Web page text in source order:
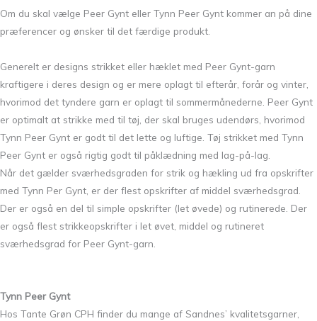
Om du skal vælge Peer Gynt eller Tynn Peer Gynt kommer an på dine
præferencer og ønsker til det færdige produkt.
Generelt er designs strikket eller hæklet med Peer Gynt-garn
kraftigere i deres design og er mere oplagt til efterår, forår og vinter,
hvorimod det tyndere garn er oplagt til sommermånederne. Peer Gynt
er optimalt at strikke med til tøj, der skal bruges udendørs, hvorimod
Tynn Peer Gynt er godt til det lette og luftige. Tøj strikket med Tynn
Peer Gynt er også rigtig godt til påklædning med lag-på-lag.
Når det gælder sværhedsgraden for strik og hækling ud fra opskrifter
med Tynn Per Gynt, er der flest opskrifter af middel sværhedsgrad.
Der er også en del til simple opskrifter (let øvede) og rutinerede. Der
er også flest strikkeopskrifter i let øvet, middel og rutineret
sværhedsgrad for Peer Gynt-garn.
Tynn Peer Gynt
Hos Tante Grøn CPH finder du mange af Sandnes’ kvalitetsgarner,